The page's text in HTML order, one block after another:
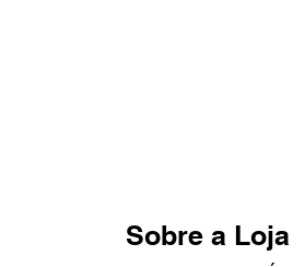
Sobre a Loja